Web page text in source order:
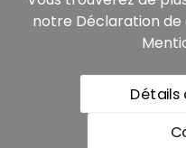
* Tous les prix incluent la
livraison, sauf indication
notre Déclaration
Détails